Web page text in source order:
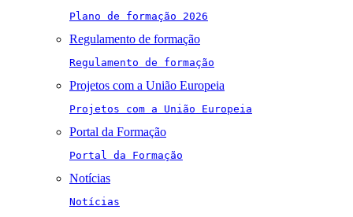
Plano de formação 2026
Regulamento de formação
Regulamento de formação
Projetos com a União Europeia
Projetos com a União Europeia
Portal da Formação
Portal da Formação
Notícias
Notícias